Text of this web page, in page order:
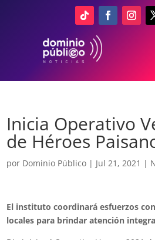
Inicia Operativo
de Héroes
por Dominio Público | Jul 21, 2021 |
El instituto coordinará esfuerzos
locales para brindar atención